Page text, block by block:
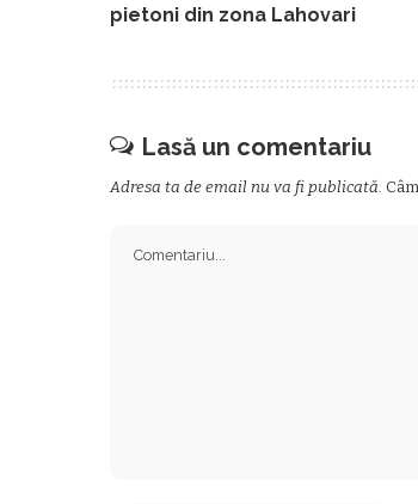
pietoni din zona Lahovari
Lasă un comentariu
Adresa ta de email nu va fi publicată.